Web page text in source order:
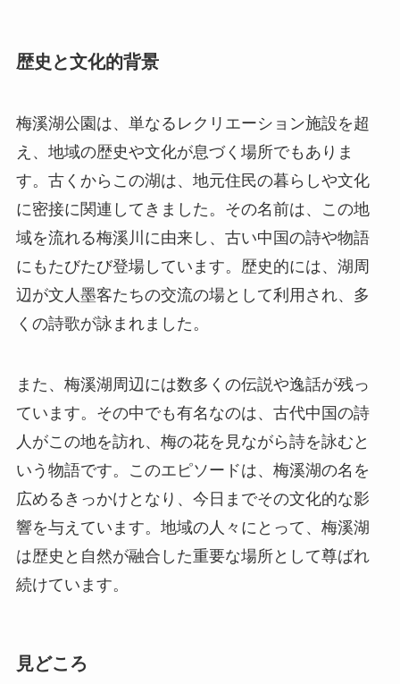
歴史と文化的背景
梅溪湖公園は、単なるレクリエーション施設を超
え、地域の歴史や文化が息づく場所でもありま
す。古くからこの湖は、地元住民の暮らしや文化
に密接に関連してきました。その名前は、この地
域を流れる梅溪川に由来し、古い中国の詩や物語
にもたびたび登場しています。歴史的には、湖周
辺が文人墨客たちの交流の場として利用され、多
くの詩歌が詠まれました。
また、梅溪湖周辺には数多くの伝説や逸話が残っ
ています。その中でも有名なのは、古代中国の詩
人がこの地を訪れ、梅の花を見ながら詩を詠むと
いう物語です。このエピソードは、梅溪湖の名を
広めるきっかけとなり、今日までその文化的な影
響を与えています。地域の人々にとって、梅溪湖
は歴史と自然が融合した重要な場所として尊ばれ
続けています。
見どころ